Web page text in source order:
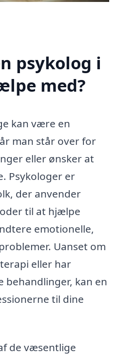
psykolog i
med?
kan være en
man står over for
eller ønsker at
Psykologer er
der anvender
til at hjælpe
emotionelle,
Uanset om
eller har
kan en
til dine
de væsentlige